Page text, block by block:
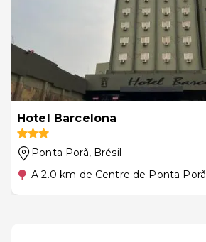
Hotel Barcelona
Ponta Porã, Brésil
A 2.0 km de Centre de Ponta Porã